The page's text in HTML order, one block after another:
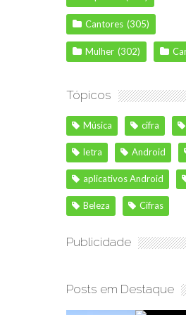
Cantores (305)
Mulher (302)
Tópicos
Música cifra
letra Android
aplicativos Android
Beleza Cifras
Publicidade
Posts em Destaque